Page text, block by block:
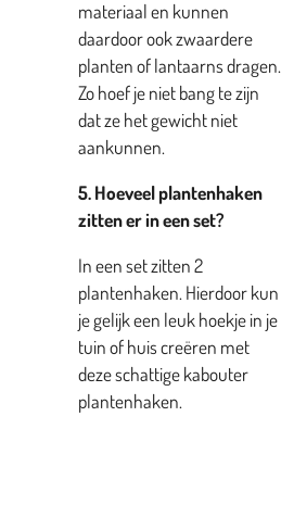
materiaal en kunnen
daardoor ook zwaardere
planten of lantaarns dragen.
Zo hoef je niet bang te zijn
dat ze het gewicht niet
aankunnen.
5. Hoeveel plantenhaken
zitten er in een set?
In een set zitten 2
plantenhaken. Hierdoor kun
je gelijk een leuk hoekje in je
tuin of huis creëren met
deze schattige kabouter
plantenhaken.